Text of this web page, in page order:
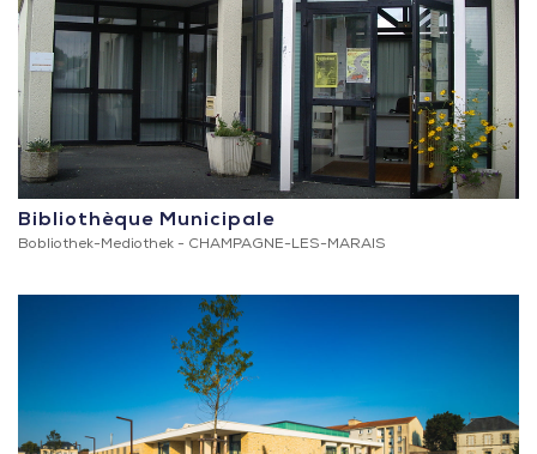
Bibliothèque Municipale
Bobliothek-Mediothek - CHAMPAGNE-LES-MARAIS